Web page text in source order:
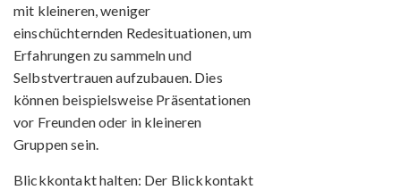
mit kleineren, weniger
einschüchternden Redesituationen, um
Erfahrungen zu sammeln und
Selbstvertrauen aufzubauen. Dies
können beispielsweise Präsentationen
vor Freunden oder in kleineren
Gruppen sein.
Blickkontakt halten: Der Blickkontakt